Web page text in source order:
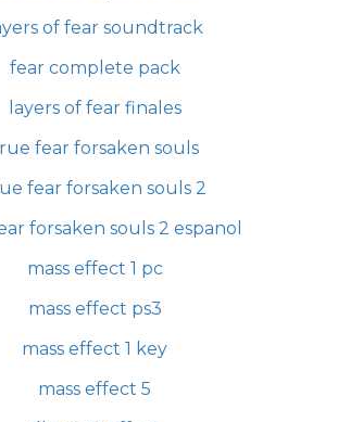
of fear soundtrack
fear complete pack
layers of fear finales
fear forsaken souls
fear forsaken souls 2
forsaken souls 2 espanol
mass effect 1 pc
mass effect ps3
mass effect 1 key
mass effect 5